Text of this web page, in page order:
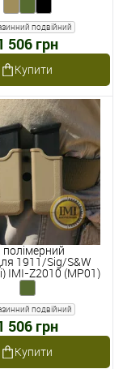
подвійний
506 грн
Купити
1911/Sig/S&W
IMI-Z2010 (MP01)
подвійний
506 грн
Купити